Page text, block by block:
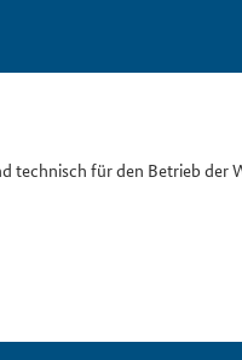
technisch für den Betrieb der